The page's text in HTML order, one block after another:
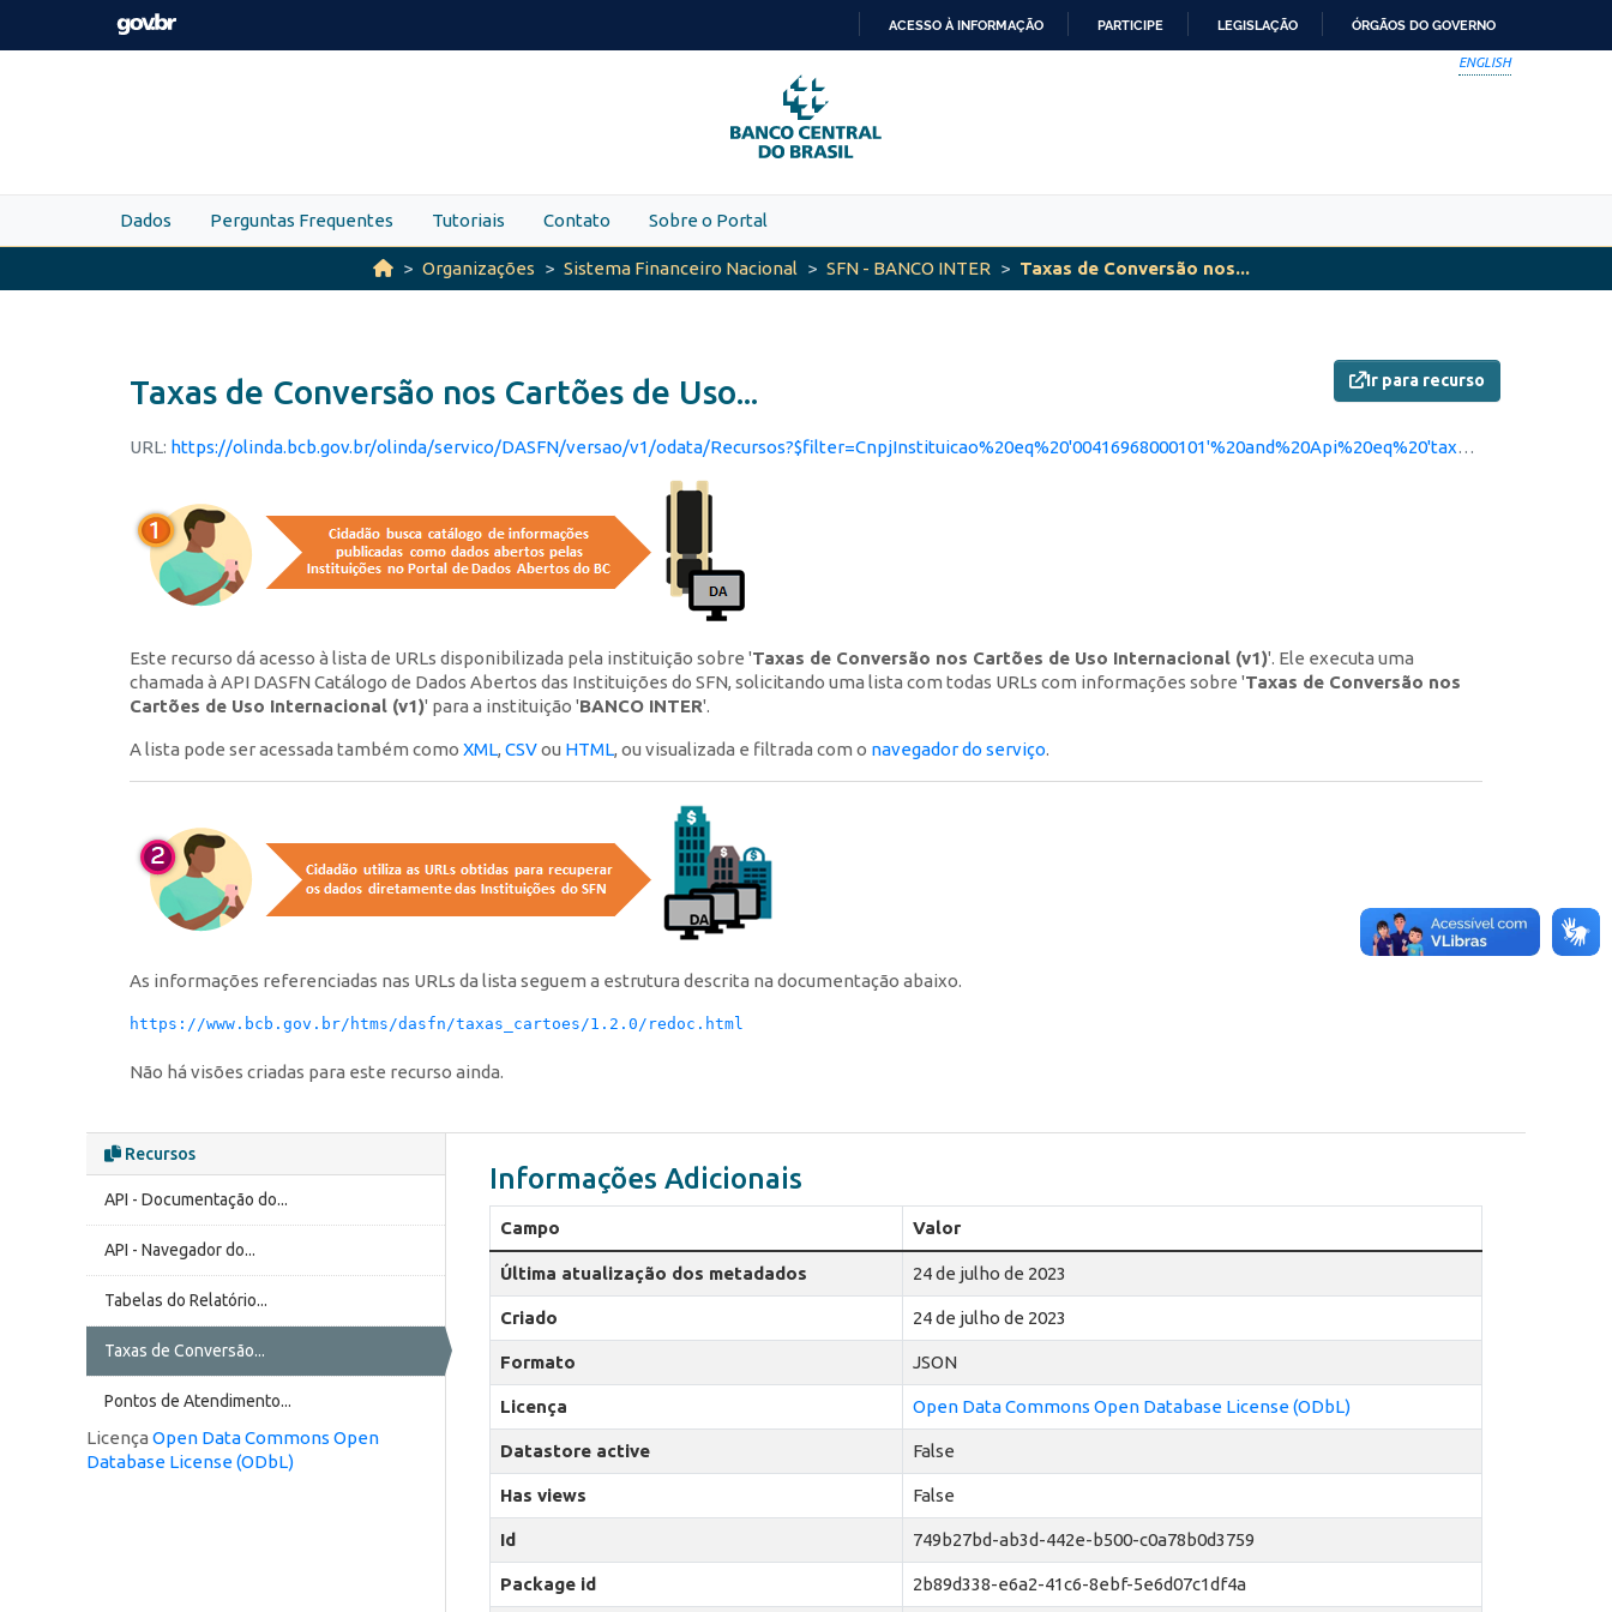
Skip to main content
PARA
O
CONTEÚDO
ACESSO À INFORMAÇÃO PARTICIPE LEGISLAÇÃO ÓRGÃOS DO GOVERNO
ENGLISH
Dados Perguntas Frequentes Tutoriais Contato Sobre o Portal
Organizações Sistema Financeiro Nacional SFN - BANCO INTER Taxas de Conversão nos...
Ir para recurso
Taxas de Conversão nos Cartões de Uso...
URL: https://olinda.bcb.gov.br/olinda/servico/DASFN/versao/v1/odata/Recursos?$filter=CnpjInstituicao%20eq%20'00416968000101'%20and%20Api%20eq%20'taxas_cartoes'%20and%20startswith(Versao,'1')&$format=json
Este recurso dá acesso à lista de URLs disponibilizada pela instituição sobre 'Taxas de Conversão nos Cartões de Uso Internacional (v1)'. Ele executa uma
chamada à API DASFN Catálogo de Dados Abertos das Instituições do SFN, solicitando uma lista com todas URLs com informações sobre 'Taxas de Conversão nos
Cartões de Uso Internacional (v1)' para a instituição 'BANCO INTER'.
A lista pode ser acessada também como XML, CSVou HTML, ou visualizada e filtrada com o navegador do serviço.
As informações referenciadas nas URLs da lista seguem a estrutura descrita na documentação abaixo.
https://www.bcb.gov.br/htms/dasfn/taxas_cartoes/1.2.0/redoc.html
Não há visões criadas para este recurso ainda.
Recursos
API - Documentação do...
API - Navegador do...
Tabelas do Relatório...
Taxas de Conversão...
Pontos de Atendimento...
Licença Open Data Commons Open
Database License (ODbL)
Informações Adicionais
Campo Valor
Última atualização dos metadados 24 de julho de 2023
Criado 24 de julho de 2023
Formato JSON
Licença Open Data Commons Open Database License (ODbL)
Datastore active False
Has views False
Id 749b27bd-ab3d-442e-b500-c0a78b0d3759
Package id 2b89d338-e6a2-41c6-8ebf-5e6d07c1df4a